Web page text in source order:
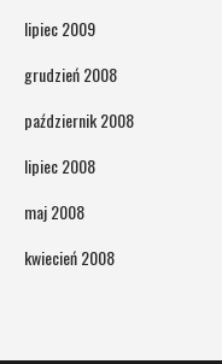
lipiec 2009
grudzień 2008
październik 2008
lipiec 2008
maj 2008
kwiecień 2008